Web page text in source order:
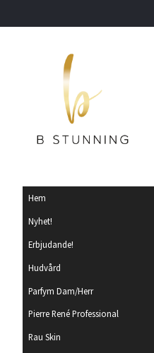
Hem
Nyhet!
Erbjudande!
Hudvård
Parfym Dam/Herr
Pierre René Professional
Rau Skin